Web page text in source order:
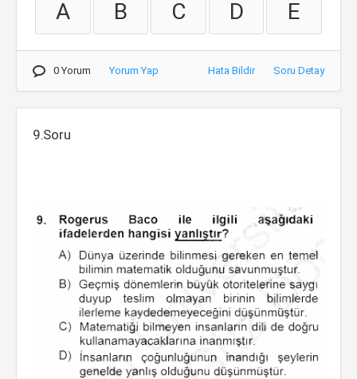
A B C D E
0 Yorum Yorum Yap Hata Bildir Soru Detay
9.Soru